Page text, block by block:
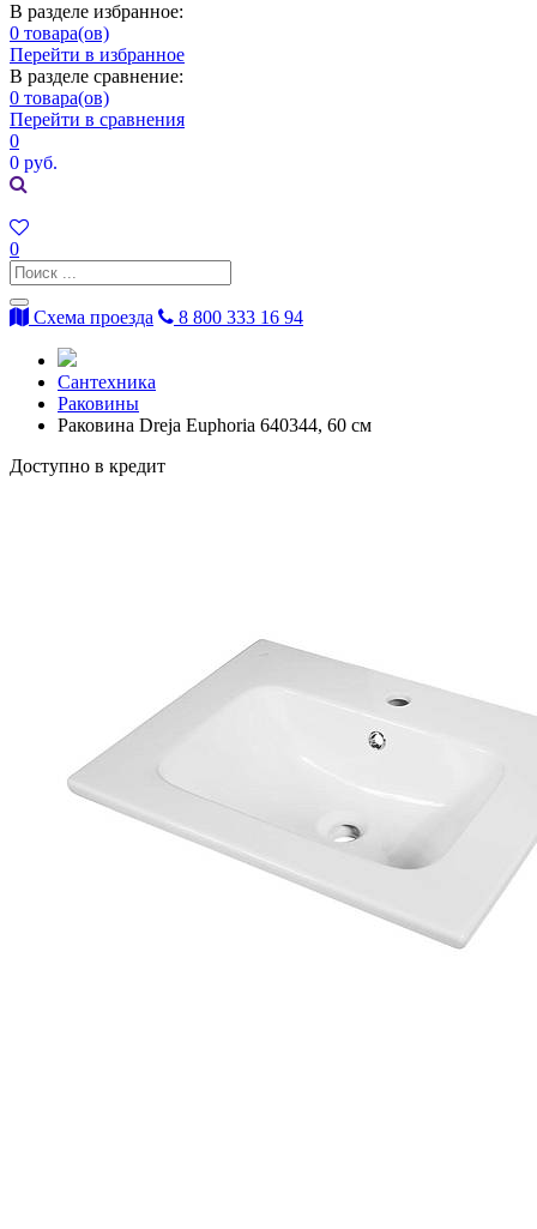
В разделе избранное:
0 товара(ов)
Перейти в избранное
В разделе сравнение:
0 товара(ов)
Перейти в сравнения
0
0 руб.
0
Схема проезда 8 800 333 16 94
Сантехника
Раковины
Раковина Dreja Euphoria 640344, 60 см
Доступно в кредит